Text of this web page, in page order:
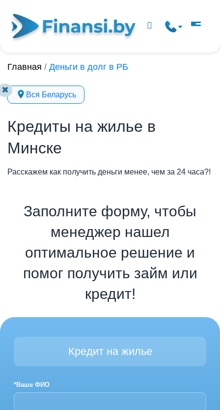
✖
Главная / Деньги в долг в РБ
Вся Беларусь
Кредиты на жилье в
Минске
Расскажем как получить деньги менее, чем за 24 часа?!
Заполните форму, чтобы
менеджер нашел
оптимальное решение и
помог получить займ или
кредит!
Кредит на жилье
*Ваше ФИО